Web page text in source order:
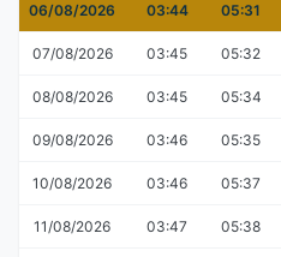
06/08/2026 03:44 05:31
07/08/2026 03:45 05:32
08/08/2026 03:45 05:34
09/08/2026 03:46 05:35
10/08/2026 03:46 05:37
11/08/2026 03:47 05:38